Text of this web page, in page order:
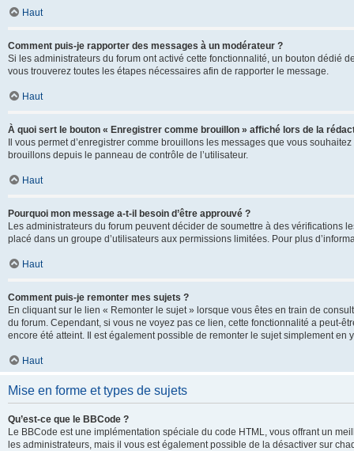
Haut
Comment puis-je rapporter des messages à un modérateur ?
Si les administrateurs du forum ont activé cette fonctionnalité, un bouton dédié
vous trouverez toutes les étapes nécessaires afin de rapporter le message.
Haut
À quoi sert le bouton « Enregistrer comme brouillon » affiché lors de la
Il vous permet d’enregistrer comme brouillons les messages que vous
brouillons depuis le panneau de contrôle de l’utilisateur.
Haut
Pourquoi mon message a-t-il besoin d’être approuvé ?
Les administrateurs du forum peuvent décider de soumettre à des vérifications
placé dans un groupe d’utilisateurs aux permissions limitées. Pour plus
Haut
Comment puis-je remonter mes sujets ?
En cliquant sur le lien « Remonter le sujet » lorsque vous êtes en train de
du forum. Cependant, si vous ne voyez pas ce lien, cette fonctionnalité a peut-
encore été atteint. Il est également possible de remonter le sujet simplement
Haut
Mise en forme et types de sujets
Qu’est-ce que le BBCode ?
Le BBCode est une implémentation spéciale du code HTML, vous offrant un
les administrateurs, mais il vous est également possible de la désactiver sur